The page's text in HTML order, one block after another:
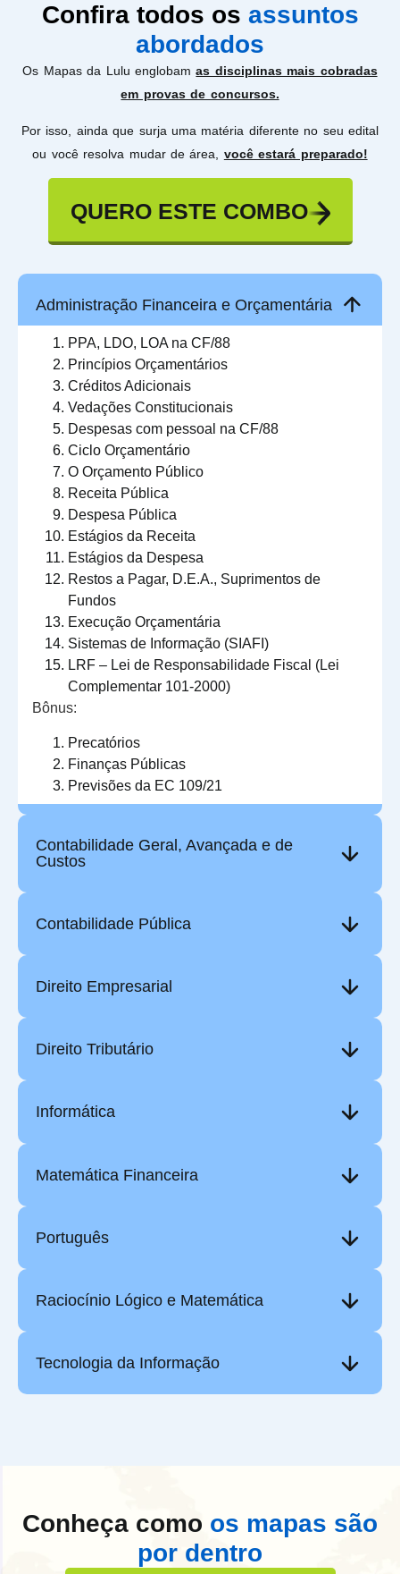
Confira todos os assuntos
abordados
Os Mapas da Lulu englobamas disciplinas mais cobradas
em provas de concursos.
Por isso, ainda que surja uma matéria diferente no seu edital
ou você resolva mudar de área, você estará preparado!
QUERO ESTE COMBO
Administração Financeira e Orçamentária
PPA, LDO, LOA na CF/88
Princípios Orçamentários
Créditos Adicionais
Vedações Constitucionais
Despesas com pessoal na CF/88
Ciclo Orçamentário
O Orçamento Público
Receita Pública
Despesa Pública
Estágios da Receita
Estágios da Despesa
Restos a Pagar, D.E.A., Suprimentos de
Fundos
Execução Orçamentária
Sistemas de Informação (SIAFI)
LRF – Lei de Responsabilidade Fiscal (Lei
Complementar 101-2000)
Bônus:
Precatórios
Finanças Públicas
Previsões da EC 109/21
Contabilidade Geral, Avançada e de
Custos
Contabilidade Pública
Direito Empresarial
Direito Tributário
Informática
Matemática Financeira
Português
Raciocínio Lógico e Matemática
Tecnologia da Informação
Conheça como os mapas são
por dentro